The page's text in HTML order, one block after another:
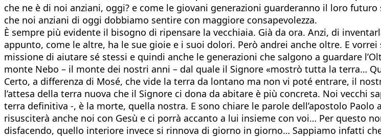
che ne è di noi anziani, oggi? e come le giovani generazioni guarderanno il loro
che noi anziani di oggi dobbiamo sentire con maggiore consapevolezza.
È sempre più evidente il bisogno di ripensare la vecchiaia. Già da ora. Anzi, di
appunto, come le altre, ha le sue gioie e i suoi dolori. Però andrei anche oltre. E
missione di aiutare sé stessi e quindi anche le generazioni che salgono a guardare
monte Nebo – il monte dei nostri anni – dal quale il Signore «mostrò tutta la terra…
Certo, a differenza di Mosé, che vide la terra da lontano ma non vi poté entrare, il
l’attesa della terra nuova che il Signore ci dona da abitare è più concreta. Noi vecchi
terra definitiva -, è la morte, quella nostra. E sono chiare le parole dell’apostolo
risusciterà anche noi con Gesù e ci porrà accanto a lui insieme con voi… Per questo
disfacendo, quello interiore invece si rinnova di giorno in giorno… Sappiamo infatti